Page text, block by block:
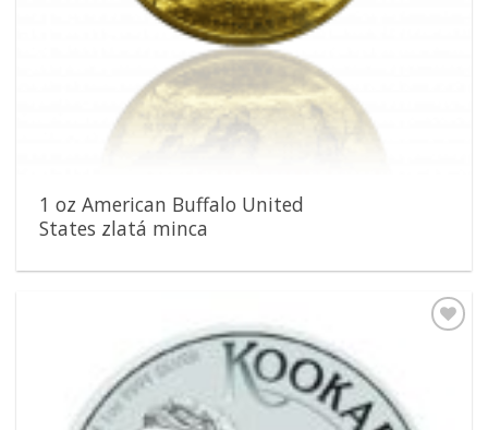
1 oz American Buffalo United
States zlatá minca